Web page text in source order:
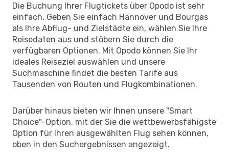
Die Buchung Ihrer Flugtickets über Opodo ist sehr
einfach. Geben Sie einfach Hannover und Bourgas
als Ihre Abflug- und Zielstädte ein, wählen Sie Ihre
Reisedaten aus und stöbern Sie durch die
verfügbaren Optionen. Mit Opodo können Sie Ihr
ideales Reiseziel auswählen und unsere
Suchmaschine findet die besten Tarife aus
Tausenden von Routen und Flugkombinationen.
Darüber hinaus bieten wir Ihnen unsere "Smart
Choice"-Option, mit der Sie die wettbewerbsfähigste
Option für Ihren ausgewählten Flug sehen können,
oben in den Suchergebnissen angezeigt.